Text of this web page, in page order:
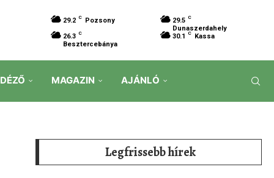
29.2 C Pozsony 29.5 C
Dunaszerdahely
26.3 C
Besztercebánya
30.1 C Kassa
MAGAZIN AJÁNLÓ
Legfrissebb hírek